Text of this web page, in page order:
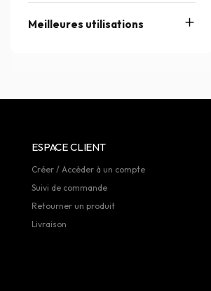
Meilleures utilisations
ESPACE CLIENT
Créer / Accèder à un compte
Suivi de commande
Retourner un produit
Livraison